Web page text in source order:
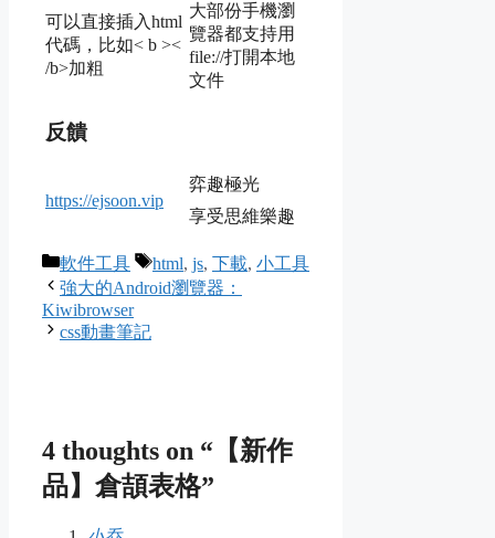
可以直接插入html
代碼，比如< b ><
/b>加粗
大部份手機瀏
覽器都支持用
file://打開本地
文件
反饋
https://ejsoon.vip
弈趣極光
享受思維樂趣
Categories
軟件工具 Tags
html, js, 下載, 小工具
強大的Android瀏覽器：
Kiwibrowser
css動畫筆記
4 thoughts on “【新作
品】倉頡表格”